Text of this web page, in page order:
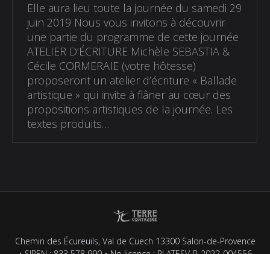
Elle aura lieu toute la journée du samedi 29
juin 2019 Nous vous invitons à découvrir
une partie du programme de cette journée
ATELIER D’ÉCRITURE Michèle SEBASTIA &
Cécile CORMERAIE (votre hôtesse)
proposeront un atelier d’écriture « Ballade
artistique » qui invite à flâner au cœur des
propositions artistiques de la journée. Les
textes produits…
Chemin des Écureuils, Val de Cuech 13300 Salon-de-Provence